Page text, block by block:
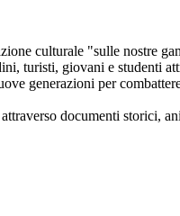
culturale "sulle nostre
turisti, giovani e studenti
generazioni per
documenti storici,